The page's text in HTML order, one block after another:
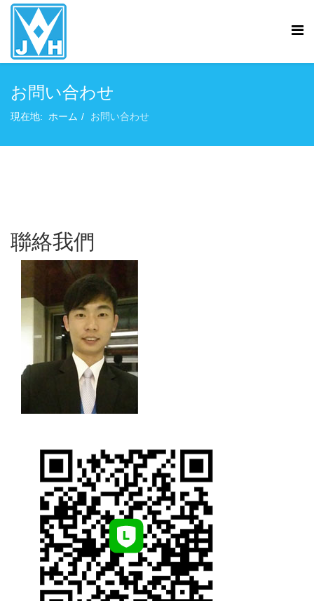
お問い合わせ
現在地: ホーム お問い合わせ
聯絡我們